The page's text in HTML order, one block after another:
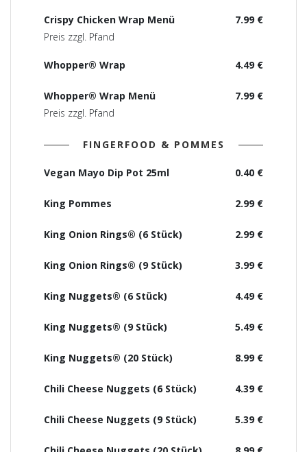
7.99 €
Crispy Chicken Wrap Menü
Preis zzgl. Pfand
4.49 €
Whopper® Wrap
7.99 €
Whopper® Wrap Menü
Preis zzgl. Pfand
FINGERFOOD & POMMES
0.40 €
Vegan Mayo Dip Pot 25ml
2.99 €
King Pommes
2.99 €
King Onion Rings® (6 Stück)
3.99 €
King Onion Rings® (9 Stück)
4.49 €
King Nuggets® (6 Stück)
5.49 €
King Nuggets® (9 Stück)
8.99 €
King Nuggets® (20 Stück)
4.39 €
Chili Cheese Nuggets (6 Stück)
5.39 €
Chili Cheese Nuggets (9 Stück)